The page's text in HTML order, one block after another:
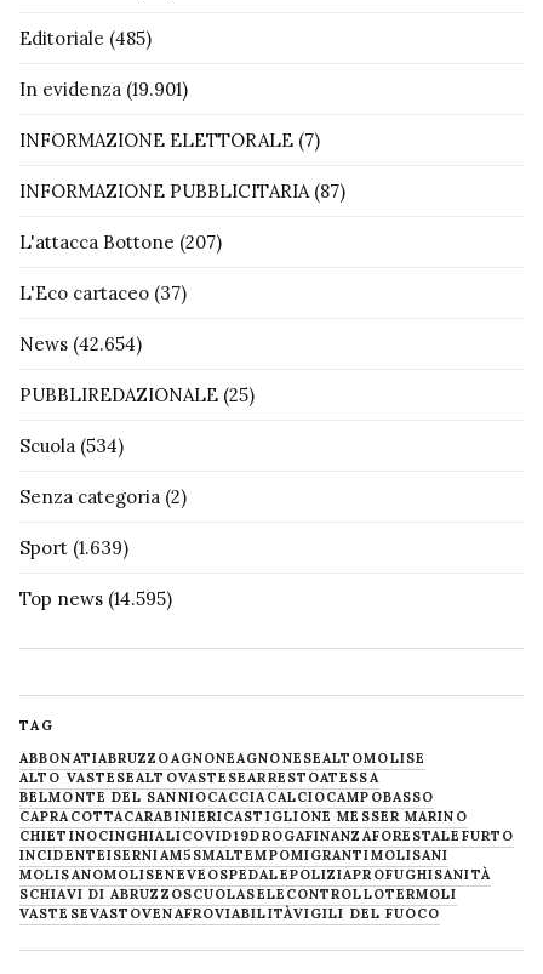
Editoriale (485)
In evidenza (19.901)
INFORMAZIONE ELETTORALE (7)
INFORMAZIONE PUBBLICITARIA(87)
L'attacca Bottone (207)
L'Eco cartaceo (37)
News (42.654)
PUBBLIREDAZIONALE (25)
Scuola (534)
Senza categoria (2)
Sport (1.639)
Top news (14.595)
TAG
ABBONATIABRUZZOAGNONEAGNONESEALTOMOLISE
ALTO VASTESEALTOVASTESEARRESTOATESSA
BELMONTE DEL SANNIOCACCIACALCIOCAMPOBASSO
CAPRACOTTACARABINIERICASTIGLIONE MESSER MARINO
CHIETINOCINGHIALICOVID19DROGAFINANZAFORESTALE FURTO
INCIDENTEISERNIAM5SMALTEMPOMIGRANTIMOLISANI
MOLISANOMOLISENEVE OSPEDALEPOLIZIAPROFUGHISANITÀ
SCHIAVI DI ABRUZZOSCUOLASELECONTROLLOTERMOLI
VASTESEVASTOVENAFROVIABILITÀVIGILI DEL FUOCO